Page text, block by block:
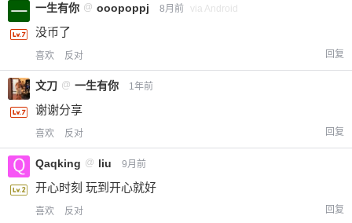
一生有你 @ ooopoppj 8月前 via Android
没币了
喜欢 反对 回复
文刀 @ 一生有你 1年前
谢谢分享
喜欢 反对 回复
Qaqking @ liu 9月前
开心时刻 玩到开心就好
喜欢 反对 回复